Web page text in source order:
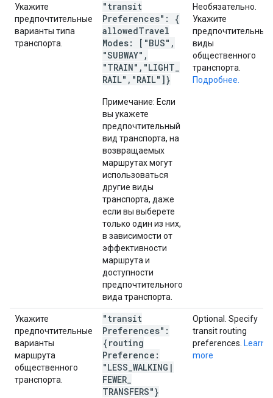
Укажите
предпочтительные
варианты типа
транспорта.
"transit
Preferences": {
allowedTravel
Modes: ["BUS" ,
"SUBWAY" ,
"TRAIN" , "LIGHT
RAIL" , "RAIL"]}
Примечание: Если
вы укажете
предпочтительный
вид транспорта, на
возвращаемых
маршрутах могут
использоваться
другие виды
транспорта, даже
если вы выберете
только один из них,
в зависимости от
эффективности
маршрута и
доступности
предпочтительного
вида транспорта.
Необязательно.
Укажите
предпочтительные
виды
общественного
транспорта.
Подробнее.
Укажите
предпочтительные
варианты
маршрута
общественного
транспорта.
"transit
Preferences":
{routing
Preference:
"LESS WALKING |
FEWER
TRANSFERS"}
Optional. Specify
transit routing
preferences. Learn
more